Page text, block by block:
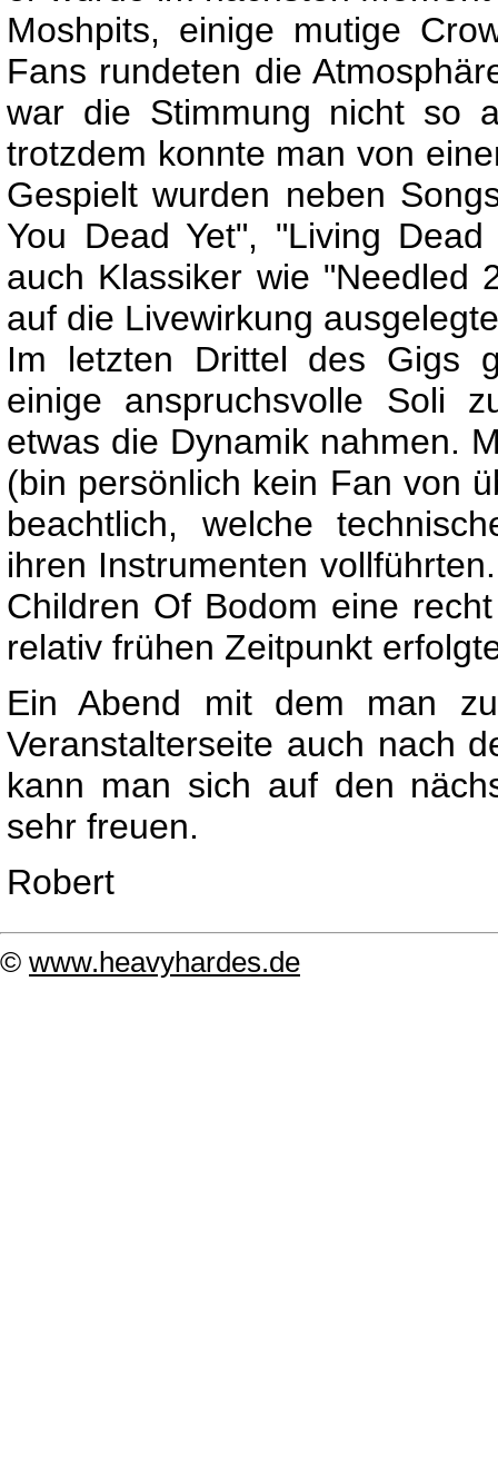
Moshpits, einige mutige
Fans rundeten die
war die Stimmung nicht so
trotzdem konnte man von
Gespielt wurden neben
You Dead Yet", "Living
auch Klassiker wie "Needled
auf die Livewirkung
Im letzten Drittel des Gigs
einige anspruchsvolle Soli
etwas die Dynamik nahmen.
(bin persönlich kein Fan von
beachtlich, welche
ihren Instrumenten
Children Of Bodom eine
relativ frühen Zeitpunkt
Ein Abend mit dem man
Veranstalterseite auch nach
kann man sich auf den
sehr freuen.
Robert
© www.heavyhardes.de